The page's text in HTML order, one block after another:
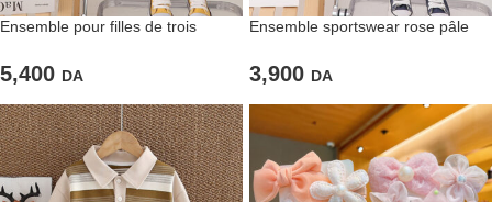
Ensemble pour filles de trois
5,400 DA
Ensemble sportswear rose pâle
3,900 DA